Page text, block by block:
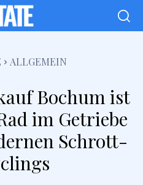
ALLGEMEIN
Bochum ist
im Getriebe
Schrott-